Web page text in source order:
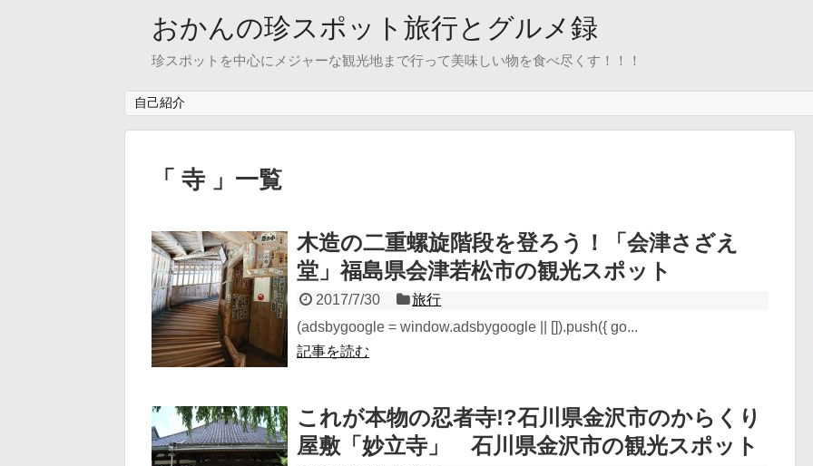
おかんの珍スポット旅行とグルメ録
珍スポットを中心にメジャーな観光地まで行って美味しい物を食べ尽くす！！！
自己紹介
「 寺 」一覧
木造の二重螺旋階段を登ろう！「会津さざえ
堂」福島県会津若松市の観光スポット
2017/7/30
旅行
(adsbygoogle = window.adsbygoogle || []).push({ go...
記事を読む
これが本物の忍者寺!?石川県金沢市のからくり
屋敷「妙立寺」 石川県金沢市の観光スポット